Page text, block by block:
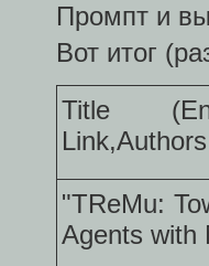
Промпт и
Вот итог
Title
"TReMu:
Agents with